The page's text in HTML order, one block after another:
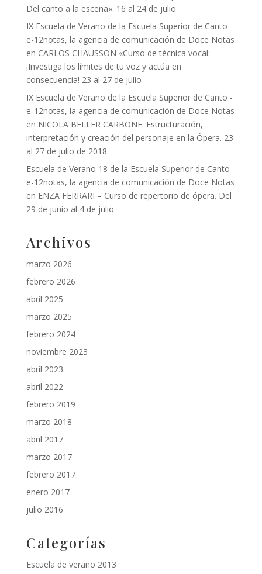
Del canto a la escena». 16 al 24 de julio
IX Escuela de Verano de la Escuela Superior de Canto -
e-12notas, la agencia de comunicación de Doce Notas
en CARLOS CHAUSSON «Curso de técnica vocal:
¡Investiga los límites de tu voz y actúa en
consecuencia! 23 al 27 de julio
IX Escuela de Verano de la Escuela Superior de Canto -
e-12notas, la agencia de comunicación de Doce Notas
en NICOLA BELLER CARBONE. Estructuración,
interpretación y creación del personaje en la Ópera. 23
al 27 de julio de 2018
Escuela de Verano 18 de la Escuela Superior de Canto -
e-12notas, la agencia de comunicación de Doce Notas
en ENZA FERRARI – Curso de repertorio de ópera. Del
29 de junio al 4 de julio
Archivos
marzo 2026
febrero 2026
abril 2025
marzo 2025
febrero 2024
noviembre 2023
abril 2023
abril 2022
febrero 2019
marzo 2018
abril 2017
marzo 2017
febrero 2017
enero 2017
julio 2016
Categorías
Escuela de verano 2013